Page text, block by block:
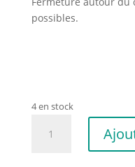
possibles.
4 en stock